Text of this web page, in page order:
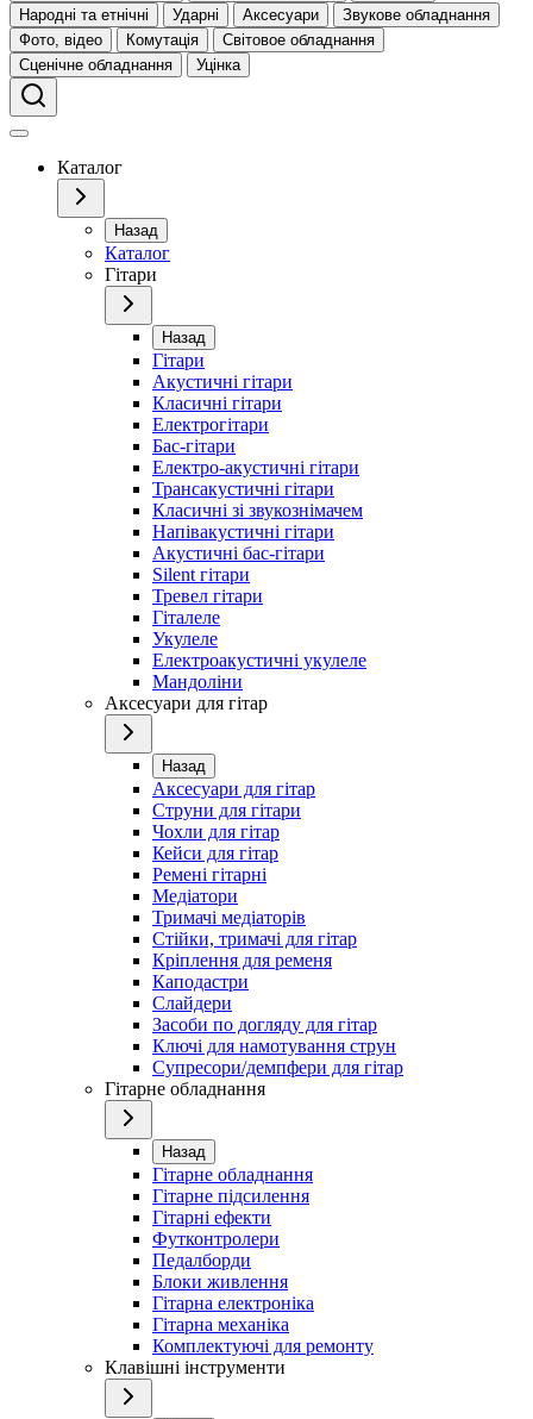
Народні та етнічні
Ударні Аксесуари
Звукове обладнання
Фото, відео
Комутація
Світовое обладнання
Сценічне обладнання
Уцінка
Каталог
Назад
Каталог
Гітари
Назад
Гітари
Акустичні гітари
Класичні гітари
Електрогітари
Бас-гітари
Електро-акустичні гітари
Трансакустичні гітари
Класичні зі звукознімачем
Напівакустичні гітари
Акустичні бас-гітари
Silent гітари
Тревел гітари
Гіталеле
Укулеле
Електроакустичні укулеле
Мандоліни
Аксесуари для гітар
Назад
Аксесуари для гітар
Струни для гітари
Чохли для гітар
Кейси для гітар
Ремені гітарні
Медіатори
Тримачі медіаторів
Стійки, тримачі для гітар
Кріплення для ременя
Каподастри
Слайдери
Засоби по догляду для гітар
Ключі для намотування струн
Супресори/демпфери для гітар
Гітарне обладнання
Назад
Гітарне обладнання
Гітарне підсилення
Гітарні ефекти
Футконтролери
Педалборди
Блоки живлення
Гітарна електроніка
Гітарна механіка
Комплектуючі для ремонту
Клавішні інструменти